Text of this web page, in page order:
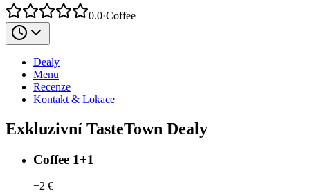
0.0·Coffee
Dealy
Menu
Recenze
Kontakt & Lokace
Exkluzivní TasteTown Dealy
Coffee 1+1
−2 €